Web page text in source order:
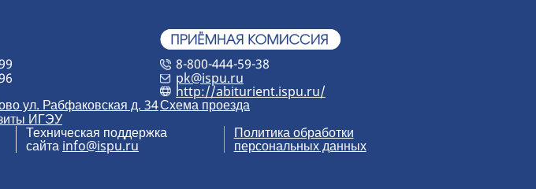
ул. Рабфаковская д. 34
ИГЭУ
8-800-444-59-38
pk@ispu.ru
http://abiturient.ispu.ru/
Схема проезда
Техническая поддержка
сайта info@ispu.ru
Политика обработки
персональных данных